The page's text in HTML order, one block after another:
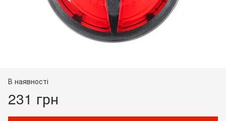
В наявності
231 грн